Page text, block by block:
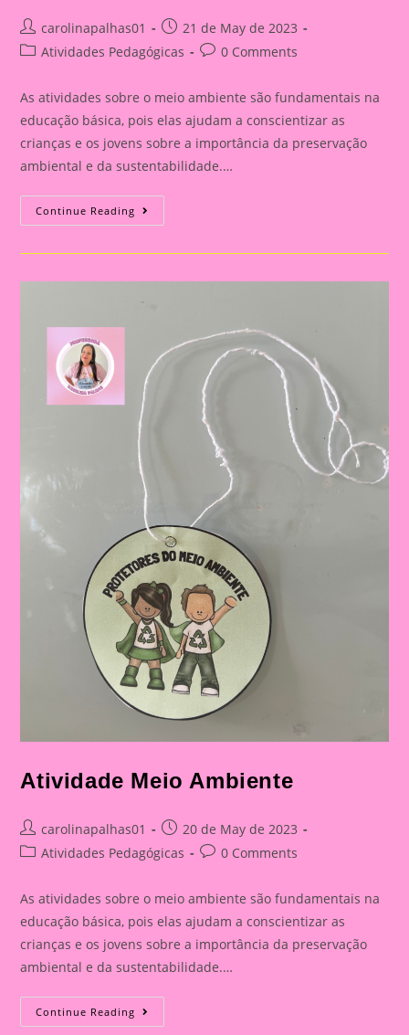
Post
author:
carolinapalhas01
Post
published:
21 de May de 2023
PostAtividades Pedagógicas
Post0 Comments
As atividades sobre o meio ambiente são fundamentais na
educação básica, pois elas ajudam a conscientizar as
crianças e os jovens sobre a importância da preservação
ambiental e da sustentabilidade.…
Continue Reading Atividade
Meio
Atividade Meio Ambiente
Post
author:
carolinapalhas01
Post
published:
20 de May de 2023
PostAtividades Pedagógicas
Post0 Comments
As atividades sobre o meio ambiente são fundamentais na
educação básica, pois elas ajudam a conscientizar as
crianças e os jovens sobre a importância da preservação
ambiental e da sustentabilidade.…
Continue Reading Atividade
Meio